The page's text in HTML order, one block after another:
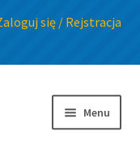
się / Rejstracja
Menu